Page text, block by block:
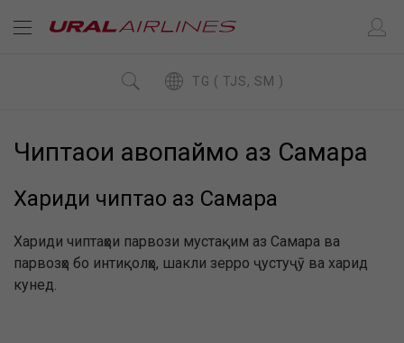
TG ( TJS, SM )
Чиптаҳои ҳавопаймо аз Самара
Хариди чиптаҳо аз Самара
Хариди чиптаҳои парвози мустақим аз Самара ва
парвозҳо бо интиқолҳо, шакли зерро ҷустуҷӯ ва харид
кунед.